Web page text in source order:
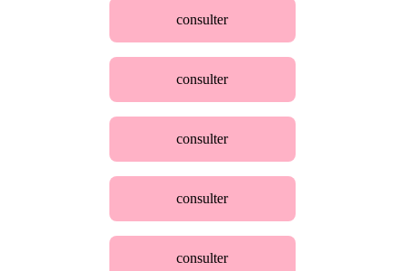
consulter
consulter
consulter
consulter
consulter